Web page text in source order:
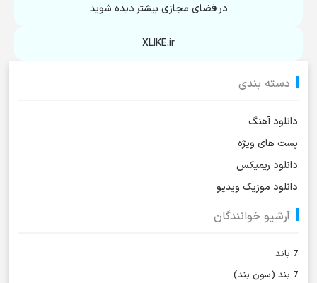
در فضای مجازی بیشتر دیده شوید
XLIKE.ir
دسته بندی
دانلود آهنگ
پست های ویژه
دانلود ریمیکس
دانلود موزیک ویدیو
آرشیو خوانندگان
7 باند
7 بند (سون بند)